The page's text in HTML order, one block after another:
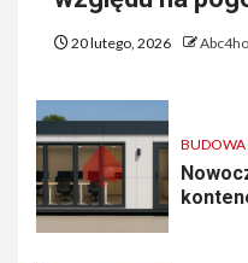
20 lutego, 2026
BUDOWA